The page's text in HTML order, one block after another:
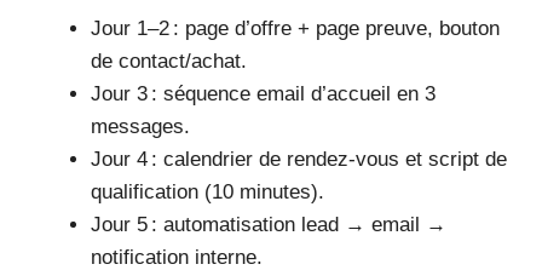
Jour 1–2 : page d’offre + page preuve, bouton
de contact/achat.
Jour 3 : séquence email d’accueil en 3
messages.
Jour 4 : calendrier de rendez-vous et script de
qualification (10 minutes).
Jour 5 : automatisation lead → email →
notification interne.